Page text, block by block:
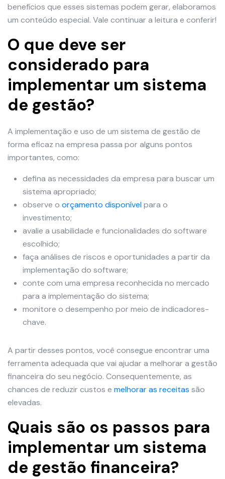
benefícios que esses sistemas podem gerar, elaboramos
um conteúdo especial. Vale continuar a leitura e conferir!
O que deve ser
considerado para
implementar um sistema
de gestão?
A implementação e uso de um sistema de gestão de
forma eficaz na empresa passa por alguns pontos
importantes, como:
defina as necessidades da empresa para buscar um
sistema apropriado;
observe o orçamento disponívelpara o
investimento;
avalie a usabilidade e funcionalidades do software
escolhido;
faça análises de riscos e oportunidades a partir da
implementação do software;
conte com uma empresa reconhecida no mercado
para a implementação do sistema;
monitore o desempenho por meio de indicadores-
chave.
A partir desses pontos, você consegue encontrar uma
ferramenta adequada que vai ajudar a melhorar a gestão
financeira do seu negócio. Consequentemente, as
chances de reduzir custos e melhorar as receitas são
elevadas.
Quais são os passos para
implementar um sistema
de gestão financeira?